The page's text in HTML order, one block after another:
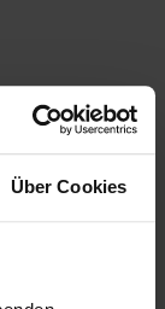
Über Cookies